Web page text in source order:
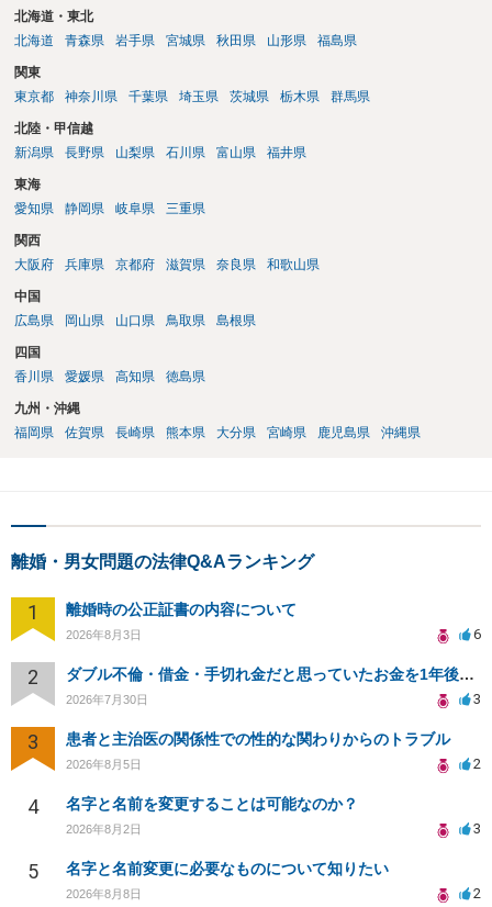
本人申立てをお考えであれば、医学知識はもちろん法律知識も要求さ
れますので、性急な申立てをせず、知識と資料をしっかりと揃えて、
北海道・東北
北海道
青森県 岩手県 宮城県 秋田県 山形県 福島県
関東
東京都
神奈川県 千葉県 埼玉県 茨城県 栃木県 群馬県
北陸・甲信越
新潟県
長野県 山梨県 石川県 富山県 福井県
東海
愛知県
静岡県 岐阜県 三重県
関西
大阪府
兵庫県 京都府 滋賀県 奈良県 和歌山県
中国
広島県
岡山県 山口県 鳥取県 島根県
四国
香川県
愛媛県 高知県 徳島県
九州・沖縄
福岡県
佐賀県 長崎県 熊本県 大分県 宮崎県 鹿児島県 沖縄県
離婚・男女問題の法律Q&Aランキング
1 離婚時の公正証書の内容について
2026年8月3日 6
2 ダブル不倫・借金・手切れ金だと思っていたお金を1年後いまさら脅迫罪として通知書が来てまとめて請求
2026年7月30日 3
3 患者と主治医の関係性での性的な関わりからのトラブル
2026年8月5日 2
4 名字と名前を変更することは可能なのか？
2026年8月2日 3
5 名字と名前変更に必要なものについて知りたい
2026年8月8日 2